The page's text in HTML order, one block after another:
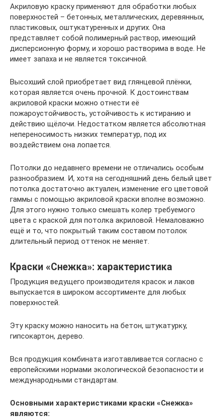
Акриловую краску применяют для обработки любых
поверхностей – бетонных, металлических, деревянных,
пластиковых, оштукатуренных и других. Она
представляет собой полимерный раствор, имеющий
дисперсионную форму, и хорошо растворима в воде. Не
имеет запаха и не является токсичной.
Высохший слой приобретает вид глянцевой плёнки,
которая является очень прочной. К достоинствам
акриловой краски можно отнести её
пожароустойчивость, устойчивость к истиранию и
действию щёлочи. Недостатком является абсолютная
непереносимость низких температур, под их
воздействием она лопается.
Потолки до недавнего времени не отличались особым
разнообразием. И, хотя на сегодняшний день белый цвет
потолка достаточно актуален, изменение его цветовой
гаммы с помощью акриловой краски вполне возможно.
Для этого нужно только смешать колер требуемого
цвета с краской для потолка акриловой. Немаловажно
ещё и то, что покрытый таким составом потолок
длительный период оттенок не меняет.
Краски «Снежка»: характеристика
Продукция ведущего производителя красок и лаков
выпускается в широком ассортименте для любых
поверхностей.
Эту краску можно наносить на бетон, штукатурку,
гипсокартон, дерево.
Вся продукция комбината изготавливается согласно с
европейскими нормами экологической безопасности и
международными стандартам.
Основными характеристиками краски «Снежка»
являются: